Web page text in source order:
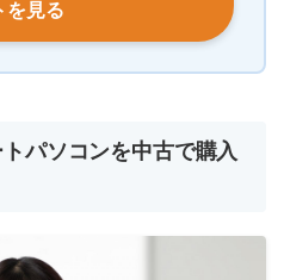
を見る
パソコンを中古で購入